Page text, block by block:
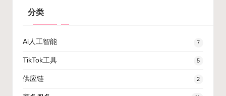
分类
Ai人工智能 7
TikTok工具 5
供应链 2